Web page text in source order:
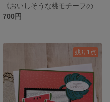
700円
残り1点